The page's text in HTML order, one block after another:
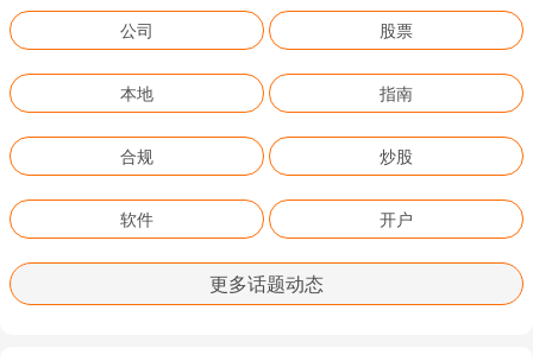
公司 股票
本地 指南
合规 炒股
软件 开户
更多话题动态